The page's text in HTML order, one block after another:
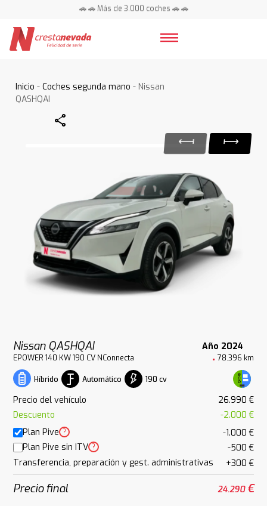
🚗 🚗 Más de 3.000 coches 🚗 🚗
Inicio -Coches segunda mano - Nissan
QASHQAI
Share
Nissan QASHQAI Año 2024
EPOWER 140 KW 190 CV NConnecta 78.396 km
Híbrido Automático 190 cv
Precio del vehículo
26.990 €
Descuento
-2.000 €
Plan Pive ?
-1.000 €
Plan Pive sin ITV ?
-500 €
Transferencia, preparación y gest. administrativas
+300 €
Precio final 24.290€